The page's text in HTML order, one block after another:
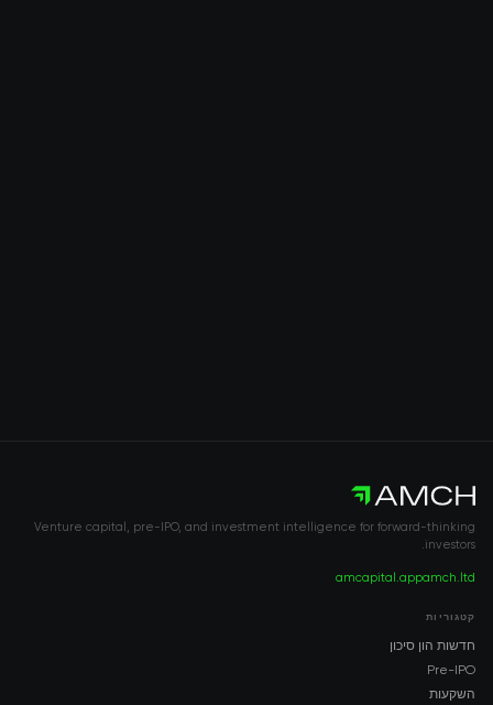
Venture capital, pre-IPO, and investment intelligence for forward-thinking
investors.
amch.ltd
amcapital.app
קטגוריות
חדשות הון סיכון
Pre-IPO
השקעות